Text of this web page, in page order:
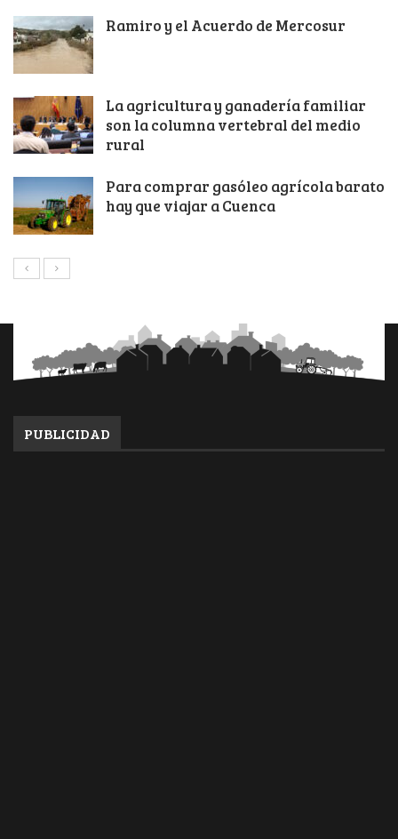
Ramiro y el Acuerdo de Mercosur
La agricultura y ganadería familiar
son la columna vertebral del medio
rural
Para comprar gasóleo agrícola barato
hay que viajar a Cuenca
PUBLICIDAD